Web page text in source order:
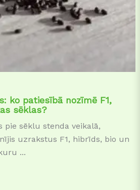
ko patiesībā nozīmē F1,
sēklas?
pie sēklu stenda veikalā,
uzrakstus F1, hibrīds, bio un
...